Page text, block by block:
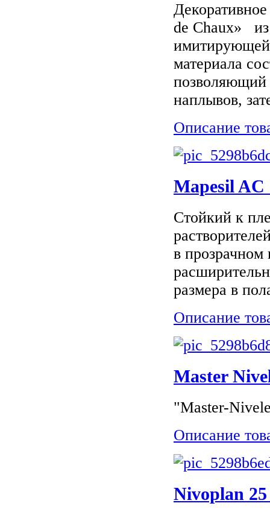
de Chaux» из
имитирующей
материала
позволяющий
наплывов,
Описание
Mapesil AC
Стойкий к
в прозрачном
размера в
Описание
Master
"Master-
Описание
Nivoplan